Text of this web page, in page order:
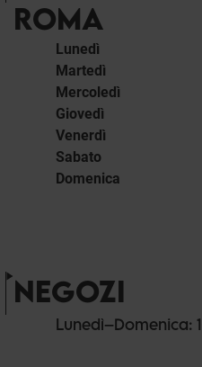
ROMA
Lunedì
Martedì
Mercoledì
Giovedì
Venerdì
Sabato
Domenica
NEGOZI
Lunedì–Domenica: